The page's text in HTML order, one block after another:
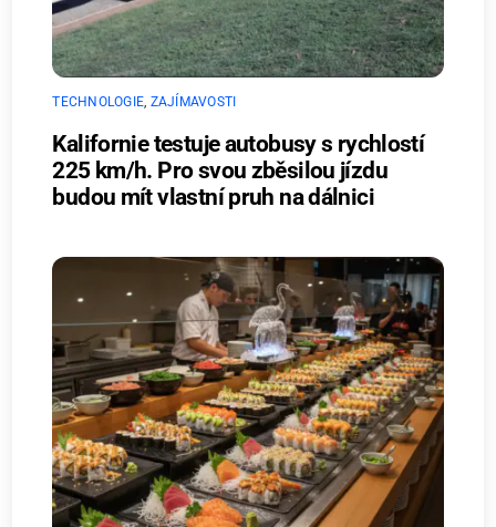
TECHNOLOGIE, ZAJÍMAVOSTI
Kalifornie testuje autobusy s rychlostí
225 km/h. Pro svou zběsilou jízdu
budou mít vlastní pruh na dálnici